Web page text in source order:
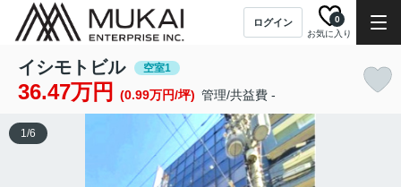
ログイン
お気に入り
0
イシモトビル 空室1
36.47万円 (0.99万円/坪) 管理/共益費 -
1/6